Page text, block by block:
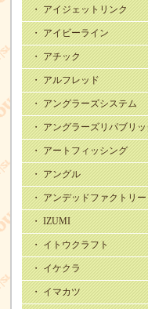
・ アイジェットリンク
・ アイビーライン
・ アチック
・ アルフレッド
・ アングラーズシステム
・ アングラーズリパブリ
・ アートフィッシング
・ アングル
・ アンデッドファクトリー
・ IZUMI
・ イトウクラフト
・ イケクラ
・ イマカツ